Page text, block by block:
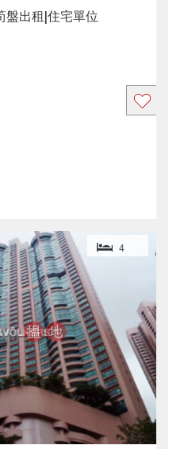
盤出租|住宅單位
4